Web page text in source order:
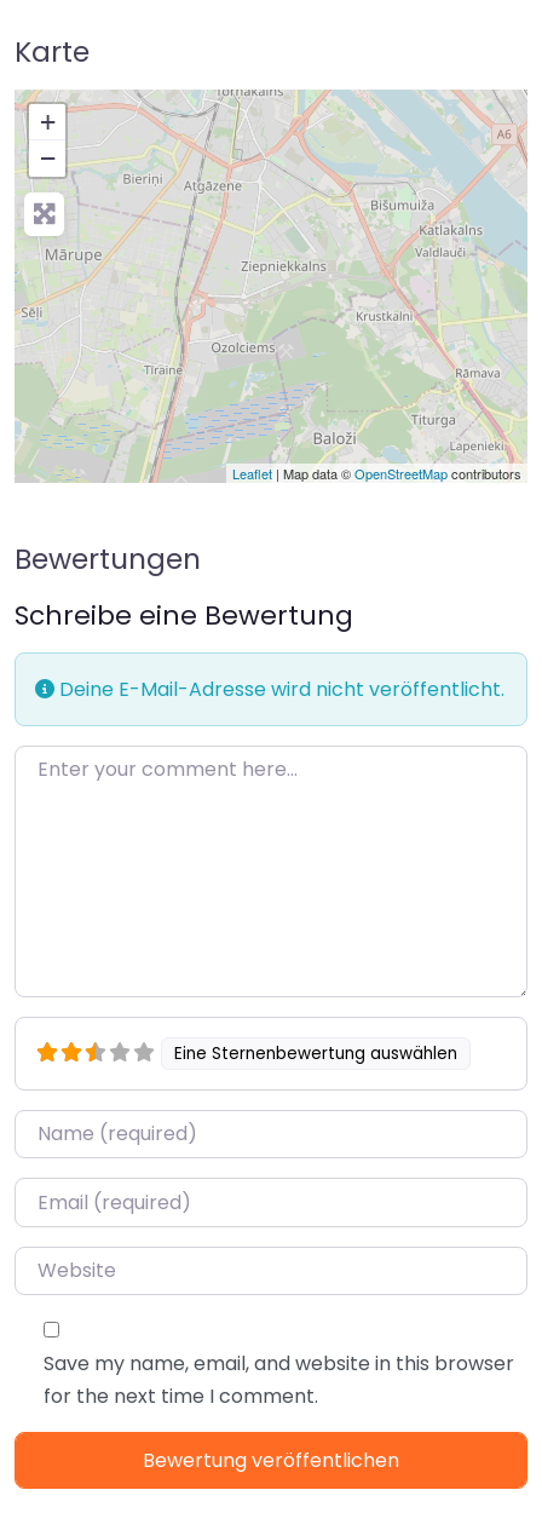
Karte
+
−
Leaflet | Map data ©OpenStreetMapcontributors
Bewertungen
Schreibe eine Bewertung
Deine E-Mail-Adresse wird nicht veröffentlicht.
Enter your comment here…
Eine Sternenbewertung auswählen
Name*
Email*
Website
Save my name, email, and website in this browser
for the next time I comment.